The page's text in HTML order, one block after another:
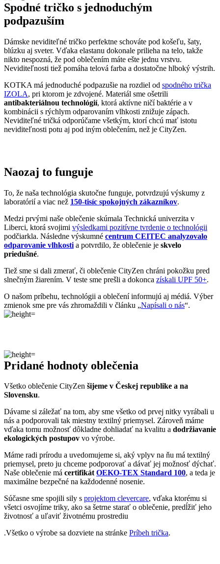
Spodné tričko s jednoduchým
podpazuším
Dámske neviditeľné tričko perfektne schováte pod košeľu, šaty,
blúzku aj sveter. Vďaka elastanu dokonale prilieha na telo, takže
nikto nespozná, že pod oblečením máte ešte jednu vrstvu.
Neviditeľnosti tiež pomáha telová farba a dostatočne hlboký výstrih.
KOTKA má jednoduché podpazušie na rozdiel od spodného trička
IZOLA, pri ktorom je zdvojené. Materiál sme ošetrili
antibakteriálnou technológií, ktorá aktívne ničí baktérie a v
kombinácii s rýchlym odparovaním vlhkosti znižuje zápach.
Neviditeľné tričká odporúčame všetkým, ktorí chcú mať istotu
neviditeľnosti potu aj pod iným oblečením, než je CityZen.
Naozaj to funguje
To, že naša technológia skutočne funguje, potvrdzujú výskumy z
laboratórií a viac než 150-tisíc spokojných zákazníkov.
Medzi prvými naše oblečenie skúmala Technická univerzita v
Liberci, ktorá svojimi výsledkami pozitívne tvrdenie o technológii
podčiarkla. Následne výskumné centrum CEITEC analyzovalo
odparovanie vlhkosti a potvrdilo, že oblečenie je skvelo
priedušné.
Tiež sme si dali zmerať, či oblečenie CityZen chráni pokožku pred
slnečným žiarením. V teste sme prešli a dokonca získali UPF 50+.
O našom príbehu, technológii a oblečení informujú aj médiá. Výber
zmienok sme pre vás zhromaždili v článku „Napísali o nás“.
Pridané hodnoty oblečenia
Všetko oblečenie CityZen šijeme v Českej republike a na
Slovensku.
Dávame si záležať na tom, aby sme všetko od prvej nitky vyrábali u
nás a podporovali tak miestny textilný priemysel. Zároveň máme
vďaka tomu možnosť dôkladne dohliadať na kvalitu a dodržiavanie
ekologických postupov vo výrobe.
Máme radi prírodu a uvedomujeme si, aký vplyv na ňu má textilný
priemysel, preto ju chceme podporovať a dávať jej možnosť dýchať.
Naše oblečenie má certifikátOEKO-TEX Standard 100, a teda je
maximálne bezpečné na každodenné nosenie.
Súčasne sme spojili sily s projektom clevercare, vďaka ktorému si
všetci osvojíme triky, ako sa šetrne starať o oblečenie, predĺžiť jeho
životnosť a uľaviť životnému prostrediu
.Všetko o výrobe sa dozviete na stránke Príbeh trička.